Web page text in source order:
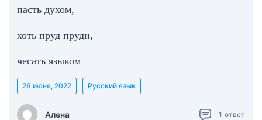
пасть духом,
хоть пруд пруди,
чесать языком
Алена
26 июня, 2022 Русский язык
1 ответ